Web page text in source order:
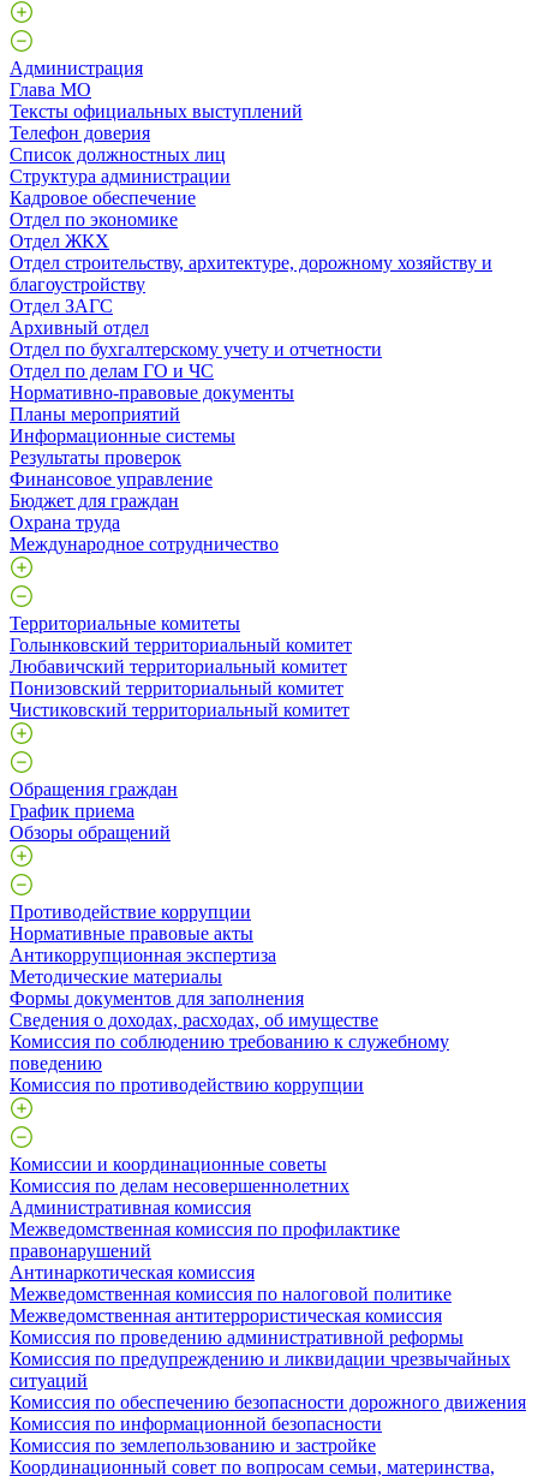
Администрация
Глава МО
Тексты официальных выступлений
Телефон доверия
Список должностных лиц
Структура администрации
Кадровое обеспечение
Отдел по экономике
Отдел ЖКХ
Отдел строительству, архитектуре, дорожному хозяйству и
благоустройству
Отдел ЗАГС
Архивный отдел
Отдел по бухгалтерскому учету и отчетности
Отдел по делам ГО и ЧС
Нормативно-правовые документы
Планы мероприятий
Информационные системы
Результаты проверок
Финансовое управление
Бюджет для граждан
Охрана труда
Международное сотрудничество
Территориальные комитеты
Голынковский территориальный комитет
Любавичский территориальный комитет
Понизовский территориальный комитет
Чистиковский территориальный комитет
Обращения граждан
График приема
Обзоры обращений
Противодействие коррупции
Нормативные правовые акты
Антикоррупционная экспертиза
Методические материалы
Формы документов для заполнения
Сведения о доходах, расходах, об имуществе
Комиссия по соблюдению требованию к служебному
поведению
Комиссия по противодействию коррупции
Комиссии и координационные советы
Комиссия по делам несовершеннолетних
Административная комиссия
Межведомственная комиссия по профилактике
правонарушений
Антинаркотическая комиссия
Межведомственная комиссия по налоговой политике
Межведомственная антитеррористическая комиссия
Комиссия по проведению административной реформы
Комиссия по предупреждению и ликвидации чрезвычайных
ситуаций
Комиссия по обеспечению безопасности дорожного движения
Комиссия по информационной безопасности
Комиссия по землепользованию и застройке
Координационный совет по вопросам семьи, материнства,